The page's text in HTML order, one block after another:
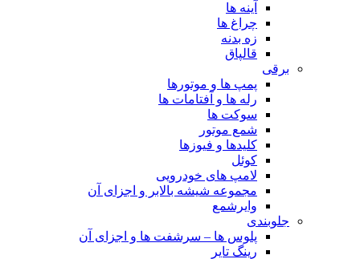
آینه ها
چراغ ها
زه بدنه
قالپاق
برقی
پمپ ها و موتورها
رله ها و آفتامات ها
سوکت ها
شمع موتور
کلیدها و فیوزها
کوئل
لامپ های خودرویی
مجموعه شیشه بالابر و اجزای آن
وایرشمع
جلوبندی
پلوس ها – سرشفت ها و اجزای آن
رینگ تایر